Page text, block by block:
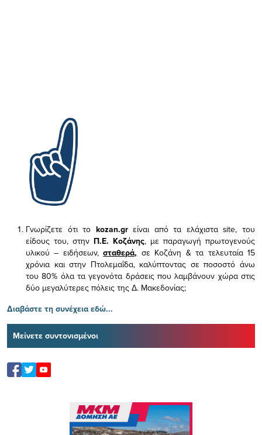
Γνωρίζετε ότι το kozan.gr είναι από τα ελάχισταsite, του
είδους του, στην Π.Ε. Κοζάνης, με παραγωγή πρωτογενούς
υλικού – ειδήσεων,σταθερά, σε Κοζάνη & τα τελευταία 15
χρόνια και στην Πτολεμαΐδα, καλύπτοντας σε ποσοστό άνω
του 80% όλα τα γεγονότα δράσεις που λαμβάνουν χώρα στις
δύο μεγαλύτερες πόλεις της Δ. Μακεδονίας;
Διαβάστε τη συνέχεια εδώ...
Μείνετε συντονισμένοι